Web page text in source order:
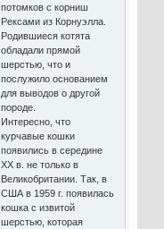
потомков с корниш
Рексами из Корнуэлла.
Родившиеся котята
обладали прямой
шерстью, что и
послужило основанием
для выводов о другой
породе.
Интересно, что
курчавые кошки
появились в середине
XX в. не только в
Великобритании. Так, в
США в 1959 г. появилась
кошка с извитой
шерстью, которая